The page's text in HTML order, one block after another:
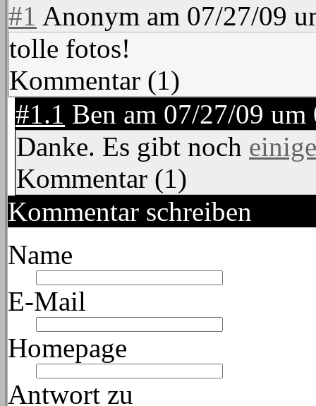
#1 Anonym am 07/27/09
tolle fotos!
Kommentar (1)
#1.1 Ben am 07/27/09
Danke. Es gibt noch
Kommentar (1)
Kommentar schreiben
Name
E-Mail
Homepage
Antwort zu